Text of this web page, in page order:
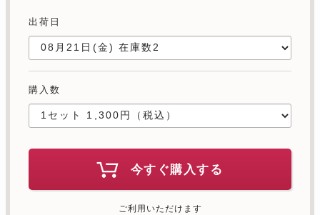
出荷日
購入数
今すぐ購入する
ご利用いただけます